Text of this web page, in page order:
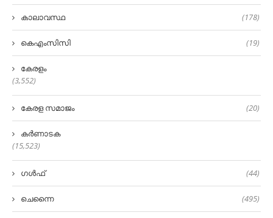
കാലാവസ്ഥ (178)
കെഎംസിസി (19)
കേരളം
(3,552)
കേരള സമാജം (20)
കർണാടക
(15,523)
ഗൾഫ് (44)
ചെന്നൈ (495)